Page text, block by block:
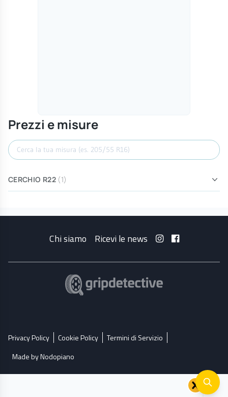
Prezzi e misure
Cerca misura
CERCHIO R22 (1)
Chi siamo Ricevi le news
Privacy Policy Cookie Policy
Termini di Servizio
Made by Nodopiano